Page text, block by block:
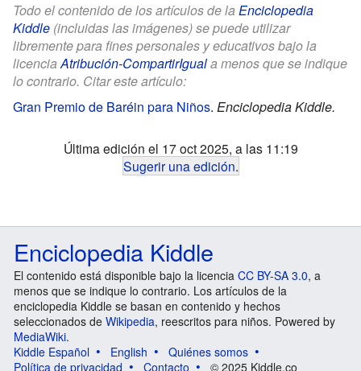
Todo el contenido de los artículos de la Enciclopedia
Kiddle (incluidas las imágenes) se puede utilizar
libremente para fines personales y educativos bajo la
licenciaAtribución-CompartirIguala menos que se indique
lo contrario. Citar este artículo:
Gran Premio de Baréin para Niños. Enciclopedia Kiddle.
Última edición el 17 oct 2025, a las 11:19
Sugerir una edición.
Enciclopedia Kiddle
El contenido está disponible bajo la licencia CC BY-SA 3.0, a
menos que se indique lo contrario. Los artículos de la
enciclopedia Kiddle se basan en contenido y hechos
seleccionados de Wikipedia, reescritos para niños. Powered by
MediaWiki.
Kiddle Español
English
Quiénes somos
Política de privacidad
Contacto © 2025 Kiddle.co